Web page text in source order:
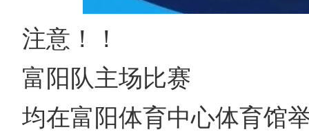
注意！！
富阳队主场比赛
均在富阳体育中心体育馆